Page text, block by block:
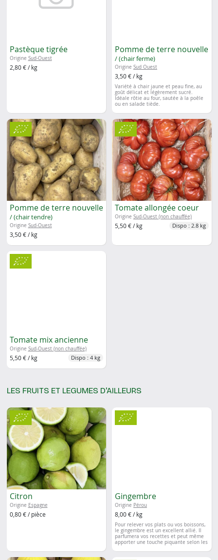
Pastèque tigrée
Origine Sud-Ouest
2,80 € / kg
Pomme de terre nouvelle
/ (chair ferme)
Origine Sud Ouest
3,50 € / kg
Variété à chair jaune et peau fine, au
goût délicat et légèrement sucré.
Idéale rôtie au four, sautée à la poêle
ou en salade tiède.
Pomme de terre nouvelle
/ (chair tendre)
Origine Sud-Ouest
3,50 € / kg
Tomate allongée coeur
Origine Sud-Ouest (non chauffée)
5,50 € / kg Dispo : 2.8 kg
Tomate mix ancienne
Origine Sud-Ouest (non chauffée)
5,50 € / kg Dispo : 4 kg
LES FRUITS ET LEGUMES D'AILLEURS
Citron
Origine Espagne
0,80 € / pièce
Gingembre
Origine Pérou
8,00 € / kg
Pour relever vos plats ou vos boissons,
le gingembre est un excellent allié. Il
parfumera vos recettes et peut même
apporter une touche piquante selon les